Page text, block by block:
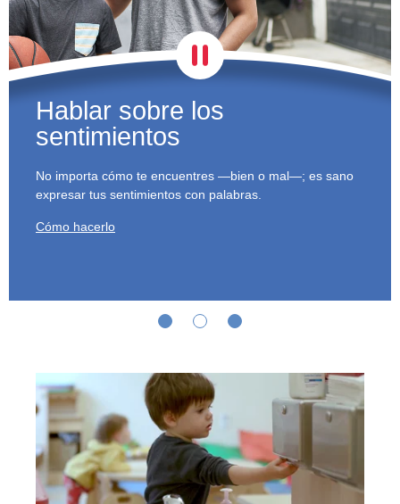
Hablar sobre los
sentimientos
No importa cómo te encuentres —bien o mal—; es sano
expresar tus sentimientos con palabras.
Cómo hacerlo